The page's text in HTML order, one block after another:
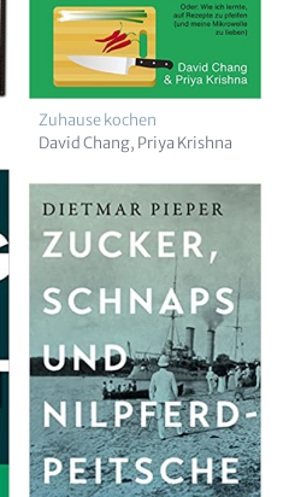
Zuhause kochen
David Chang Priya Krishna